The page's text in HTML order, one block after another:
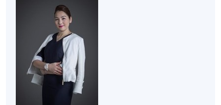
學歷頒授
成功完成「餐桌禮儀入門」及出席達70%後，參加者將
獲得香港大學專業進修學院（HKU SPACE）按香港大
學體制頒發「出席證明書」 (Statement Of
Attendance)。